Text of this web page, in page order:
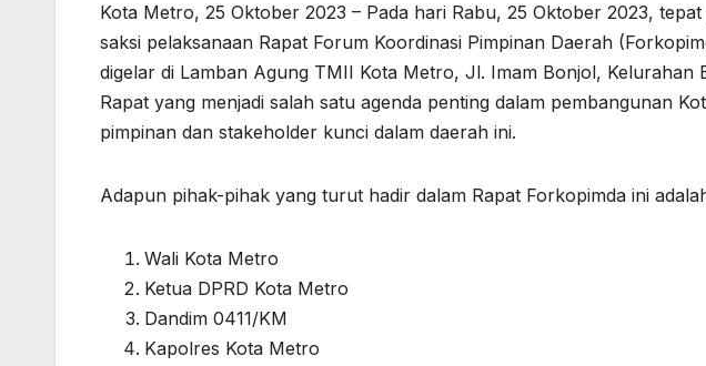
Kota Metro, 25 Oktober 2023 – Pada hari Rabu, 25 Oktober 2023,
saksi pelaksanaan Rapat Forum Koordinasi Pimpinan Daerah
digelar di Lamban Agung TMII Kota Metro, Jl. Imam Bonjol, Kelurahan
Rapat yang menjadi salah satu agenda penting dalam pembangunan
pimpinan dan stakeholder kunci dalam daerah ini.
Adapun pihak-pihak yang turut hadir dalam Rapat Forkopimda ini
Wali Kota Metro
Ketua DPRD Kota Metro
Dandim 0411/KM
Kapolres Kota Metro